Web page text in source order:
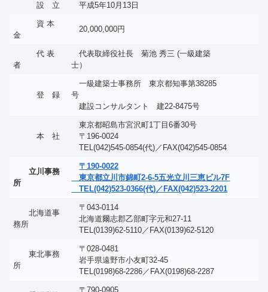
設 立 平成5年10月13日
資 本
金
20,000,000円
代 表
者
代表取締役社長 菊池 秀三 (一級建築
士）
登 録
一級建築士事務所 東京都知事第38285
号
建設コンサルタント 建22-8475号
本 社
東京都昭島市宮沢町1丁目6番30号
〒196-0024
TEL(042)545-0854(代)／FAX(042)545-0854
立川事務
所
〒190-0022
東京都立川市錦町2-6-5五光立川三恵ビル7F
TEL(042)523-0366(代)／FAX(042)523-2201
北海道事
務所
〒043-0114
北海道爾志郡乙部町字元和27-11
TEL(0139)62-5110／FAX(0139)62-5120
東北事務
所
〒028-0481
岩手県遠野市小友町32-45
TEL(0198)68-2286／FAX(0198)68-2287
〒790-0905